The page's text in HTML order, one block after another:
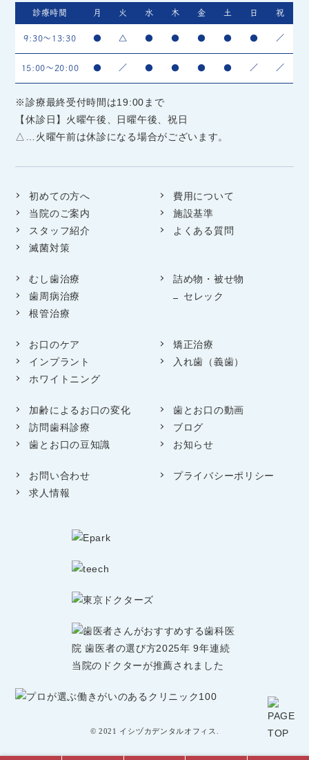
診療時間 月 火 水 木 金 土 日 祝
9:30～13:30 ● △ ● ● ● ● ● ／
15:00～20:00 ● ／ ● ● ● ● ／ ／
※診療最終受付時間は19:00まで
【休診日】火曜午後、日曜午後、祝日
△…火曜午前は休診になる場合がございます。
初めての方へ
当院のご案内
スタッフ紹介
滅菌対策
費用について
施設基準
よくある質問
むし歯治療
歯周病治療
根管治療
詰め物・被せ物
セレック
お口のケア
インプラント
ホワイトニング
矯正治療
入れ歯（義歯）
加齢によるお口の変化
訪問歯科診療
歯とお口の豆知識
歯とお口の動画
ブログ
お知らせ
お問い合わせ
求人情報
プライバシーポリシー
© 2021 イシヅカデンタルオフィス.